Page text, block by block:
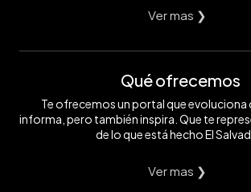
Ver mas ❯
Qué ofrecemos
Te ofrecemos un portal que
informa, pero también inspira. Que te
de lo que está hecho El
Ver mas ❯